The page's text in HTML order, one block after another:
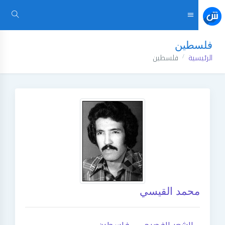
فلسطين
الرئيسية فلسطين
محمد القيسي